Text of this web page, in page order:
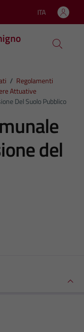
Lingua attiva:
ITA
/ Regolamenti
Attuative
Del Suolo Pubblico
del